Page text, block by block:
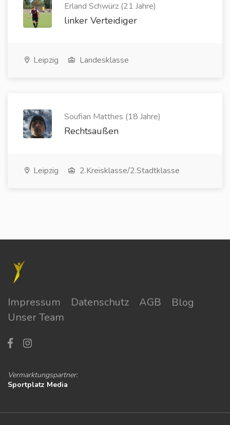
Erland Schwürz (21 Jahre)
linker Verteidiger
Leipzig Landesklasse
Soufian Matthes (18 Jahre)
Rechtsaußen
Leipzig 2.Kreisklasse/2.Stadtklasse
Impressum Datenschutz AGB
Blog
Unser Team
Vermarktungspartner:
Sportplatz Media